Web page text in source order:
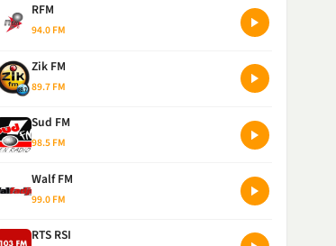
RFM
94.0 FM
Zik FM
89.7 FM
Sud FM
98.5 FM
Walf FM
99.0 FM
RTS RSI